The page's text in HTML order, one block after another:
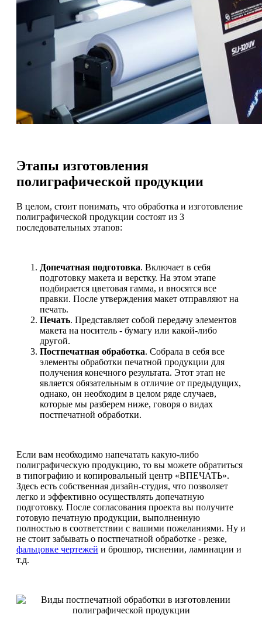
Этапы изготовления
полиграфической продукции
В целом, стоит понимать, что обработка и изготовление
полиграфической продукции состоят из 3
последовательных этапов:
Допечатная подготовка. Включает в себя
подготовку макета и верстку. На этом этапе
подбирается цветовая гамма, и вносятся все
правки. После утверждения макет отправляют на
печать.
Печать. Представляет собой передачу элементов
макета на носитель - бумагу или какой-либо
другой.
Постпечатная обработка. Собрала в себя все
элементы обработки печатной продукции для
получения конечного результата. Этот этап не
является обязательным в отличие от предыдущих,
однако, он необходим в целом ряде случаев,
которые мы разберем ниже, говоря о видах
постпечатной обработки.
Если вам необходимо напечатать какую-либо
полиграфическую продукцию, то вы можете обратиться
в типографию и копировальный центр «ВПЕЧАТЬ».
Здесь есть собственная дизайн-студия, что позволяет
легко и эффективно осуществлять допечатную
подготовку. После согласования проекта вы получите
готовую печатную продукции, выполненную
полностью в соответствии с вашими пожеланиями. Ну и
не стоит забывать о постпечатной обработке - резке,
фальцовке чертежей и брошюр, тиснении, ламинации и
т.д.